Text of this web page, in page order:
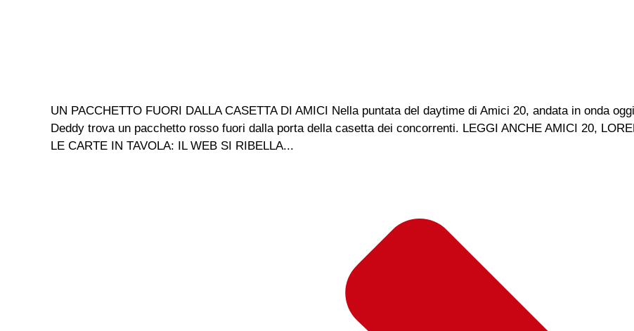
UN PACCHETTO FUORI DALLA CASETTA DI AMICI Nella puntata del daytime di Amici 20, andata in onda
Deddy trova un pacchetto rosso fuori dalla porta della casetta dei concorrenti. LEGGI ANCHE AMICI 20,
LE CARTE IN TAVOLA: IL WEB SI RIBELLA...